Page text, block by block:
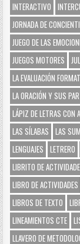
INTERACTIVO
JORNADA DE
JUEGO DE LAS
JUEGOS MOTORES
LA EVALUACIÓN
LA ORACIÓN Y SUS
LÁPIZ DE LETRAS CON
LAS SÍLABAS
LAS
LENGUAJES
LETRERO
LIBRITO DE
LIBRO DE ACTIVIDADES
LIBROS DE TEXTO
LINEAMIENTOS CTE
LLAVERO DE